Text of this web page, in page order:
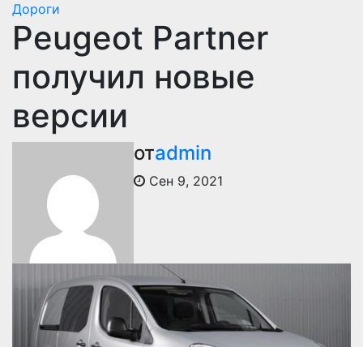
Дороги
Peugeot Partner
получил новые
версии
отadmin
Сен 9, 2021